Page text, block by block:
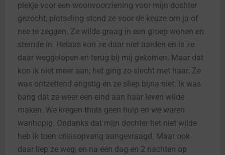
plekje voor een woonvoorziening voor mijn dochter
gezocht; plotseling stond ze voor de keuze om ja of
nee te zeggen. Ze wilde graag in een groep wonen en
stemde in. Helaas kon ze daar niet aarden en is ze
daar weggelopen en terug bij mij gekomen. Maar dát
kon ik niet meer aan; het ging zo slecht met haar. Ze
was ontzettend angstig en ze sliep bijna niet. Ik was
bang dat ze weer een eind aan haar leven wilde
maken. We kregen thuis geen hulp en we waren
wanhopig. Ondanks dat mijn dochter het niet wilde
heb ik toen crisisopvang aangevraagd. Maar ook
daar liep ze weg; en na één dag en 2 nachten op